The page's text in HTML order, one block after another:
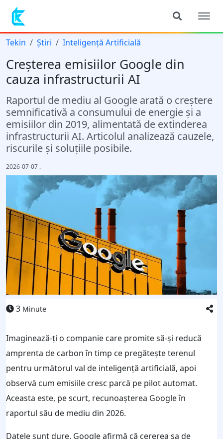
Tekin Știri Inteligență Artificială
Creșterea emisiilor Google din
cauza infrastructurii AI
Raportul de mediu al Google arată o creștere
semnificativă a consumului de energie și a
emisiilor din 2019, alimentată de extinderea
infrastructurii AI. Articolul analizează cauzele,
riscurile și soluțiile posibile.
2026-07-07 .
3 Minute
Imaginează-ți o companie care promite să-și reducă
amprenta de carbon în timp ce pregătește terenul
pentru următorul val de inteligență artificială, apoi
observă cum emisiile cresc parcă pe pilot automat.
Aceasta este, pe scurt, recunoașterea Google în
raportul său de mediu din 2026.
Datele sunt dure. Google afirmă că cererea sa de